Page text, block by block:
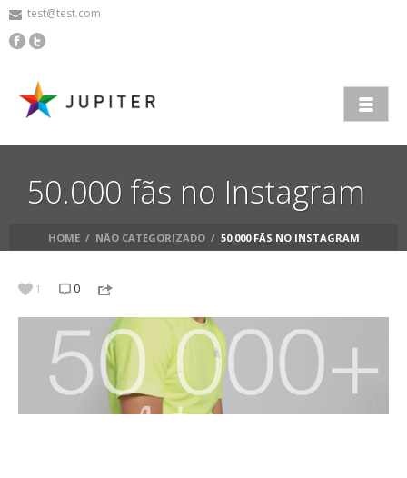
test@test.com
50.000 fãs no Instagram
HOME / NÃO CATEGORIZADO / 50.000 FÃS NO INSTAGRAM
1 0